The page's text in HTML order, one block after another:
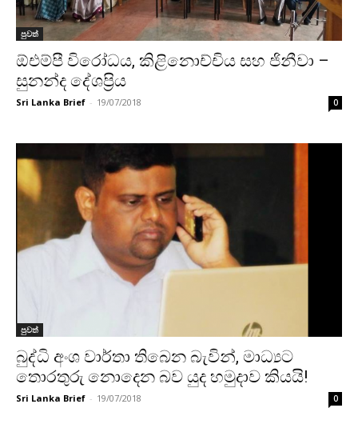
පුවත්
ඕඑම්පී විරෝධය, කිළිනොච්චිය සහ ජිනීවා –
සුනන්ද දේශප්‍රිය
Sri Lanka Brief - 19/07/2018 0
පුවත්
බුද්ධි අංශ වාර්තා තිබෙන බැවින්, මාධ්‍යට
තොරතුරු නොදෙන බව යුද හමුදාව කියයි!
Sri Lanka Brief - 19/07/2018 0